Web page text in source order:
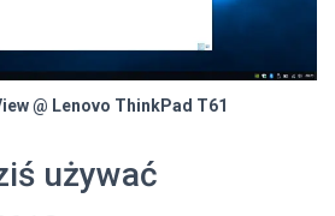
@ Lenovo ThinkPad T61
używać